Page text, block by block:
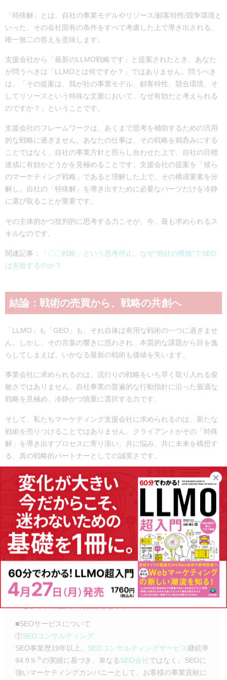
「特殊解」とは、自社の事業モデルやリソース/顧客特性/競争環境と
いった、その会社固有の条件をすべて考慮した上で導き出される、
唯一無二の答えを意味します。
支援会社から「最新のLLMO戦略です」と提案されたとき、あなた
が問うべきは「LLMOとは何ですか？」ではありません。問うべき
は、「その提案は、我が社の事業モデル、顧客特性、競合環境、そ
してリソースという特殊な文脈において、なぜ有効だと考えられる
のですか？」ということです。
支援会社のフレームワークは、あくまで思考を補助するための汎用
的な戦略に過ぎません。あなたの仕事は、その戦略を鵜呑みにする
ことではなく、自社の事業方針と照らし合わせた上で、自社の目標
達成に有効かどうかを見極めることです。支援会社の提案を「彼ら
のマーケティング戦略」であると理解した上で、その構成要素を分
解し、自社の「特殊解」を導き出すために必要なパーツだけを冷静
に選び取ることが重要です。
その主体的かつ批判的に思考する力こそが、今、最も求められるス
キルなのです。
関連記事：
「〇〇戦略」という思考停止。なぜ“他社の模倣”でSEO
は失敗するのか？
結論：戦術の売買から、戦略の共創へ
「LLMO」も「GEO」も、それ自体は有用な戦術の一つに過ぎませ
ん。しかし、その言葉の響きに惑わされ、本質的な課題から目を逸
らしてしまえば、いかなる最新の戦術も価値を失います。
事業会社に求められるのは、流行りの戦略をいち早く取り入れる俊
敏さではありません。自社事業の普遍的な行動指針に沿った最適な
戦略を見極め、冷静かつ慎重に選択する力です。
そして、私たちマーケティング支援会社に求められるのは、新たな
戦術を売りつけることではありません。クライアントがその「特殊
解」を導き出すプロセスに寄り添い、共に悩み、共に未来を構想す
る、真の戦略的パートナーとしての誠実さです。
もしも、新しいマーケティング戦略を耳にしたとき、「これは、誰
のための、どのような戦略なのか」と考えてみてください。「新概
念」の目新しさに惑わされず、冷静に思考することで、その戦略が
持つ本質的な価値、そして自社との親和性を見極めることができる
でしょう。
株式会社PLAN-B
について
SEO対策やインターネット広告運用などデジタルマーケティ
ング全般を支援しています。マーケティングパートナーとし
て、お客様の課題や目標に合わせた最適な施策をご提案し、
「ビジネスの拡大」に貢献します。
■SEOサービスについて
①SEOコンサルティング
SEO事業歴19年以上、 SEOコンサルティングサービス継続率
94.9％ ※の実績に基づき、単なるSEO会社ではなく、SEOに
強いマーケティングカンパニーとして、お客様の事業貢献に